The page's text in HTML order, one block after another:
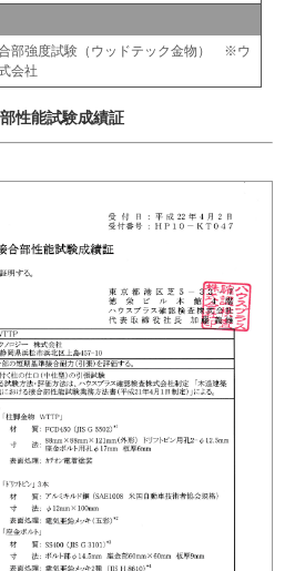
部強度試験（ウッドテック金物） ※ウ
会社
性能試験成績証